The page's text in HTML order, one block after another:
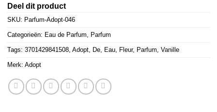
Deel dit product
SKU: Parfum-Adopt-046
Categorieën: Eau de Parfum, Parfum
Tags: 3701429841508, Adopt, De, Eau, Fleur, Parfum, Vanille
Merk: Adopt